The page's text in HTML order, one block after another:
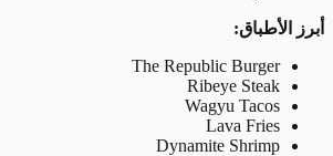
أبرز الأطباق:
The Republic Burger
Ribeye Steak
Wagyu Tacos
Lava Fries
Dynamite Shrimp